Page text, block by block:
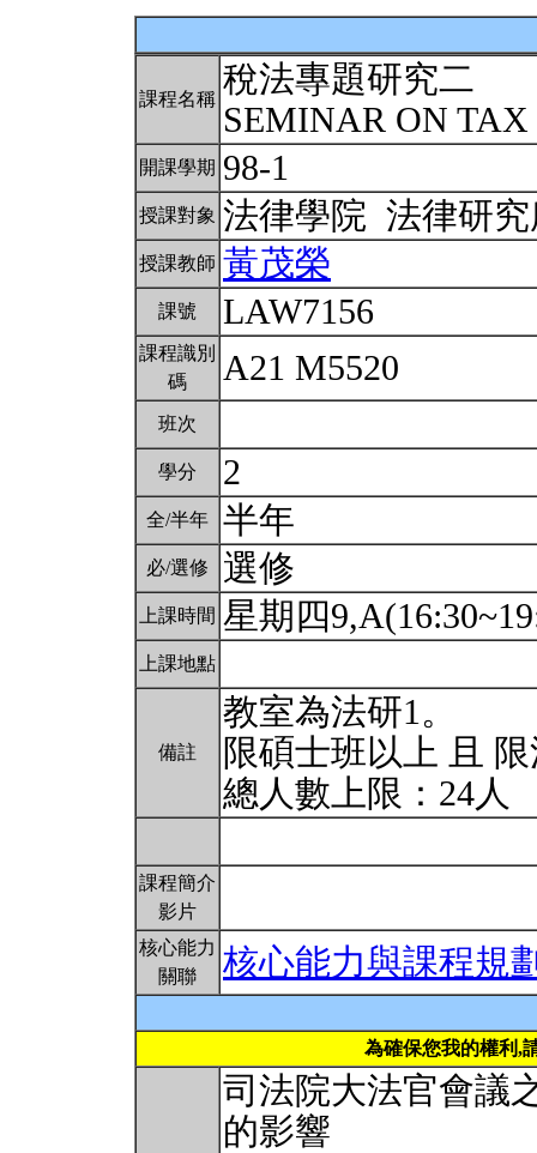
課程名稱 稅法專題研究二
SEMINAR ON
開課學期 98-1
授課對象 法律學院 法律研
授課教師 黃茂榮
課號 LAW7156
課程識別
碼
A21 M5520
班次
學分 2
全/半年 半年
必/選修 選修
上課時間 星期四
上課地點
備註
教室為法研1。
限碩士班以上 且
總人數上限：24人
課程簡介
影片
核心能力
關聯
核心能力與課程規
為確保您我的權利,
司法院大法官會議
的影響